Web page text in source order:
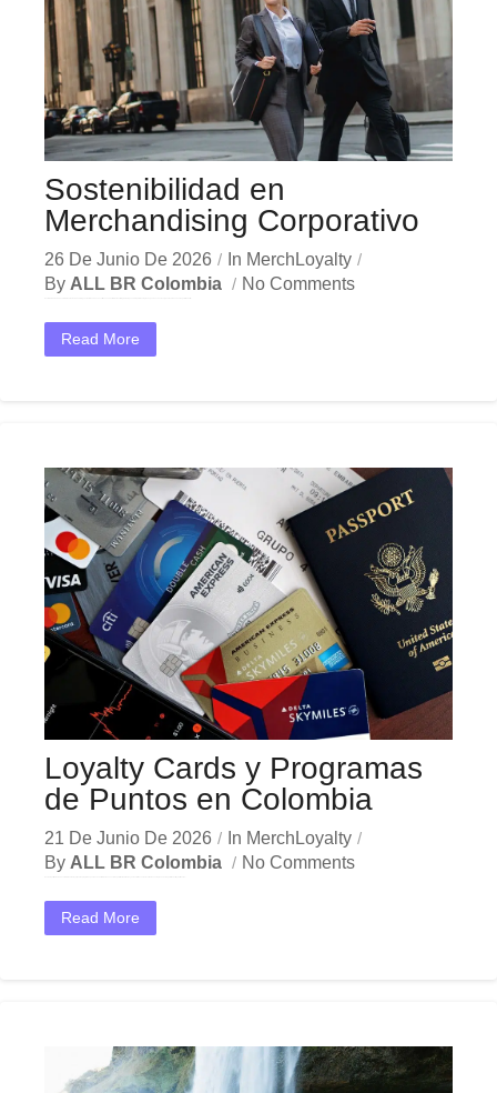
Sostenibilidad en
Merchandising Corporativo
26 De Junio De 2026 In MerchLoyalty
By ALL BR Colombia No Comments
Read More
Loyalty Cards y Programas
de Puntos en Colombia
21 De Junio De 2026 In MerchLoyalty
By ALL BR Colombia No Comments
Read More